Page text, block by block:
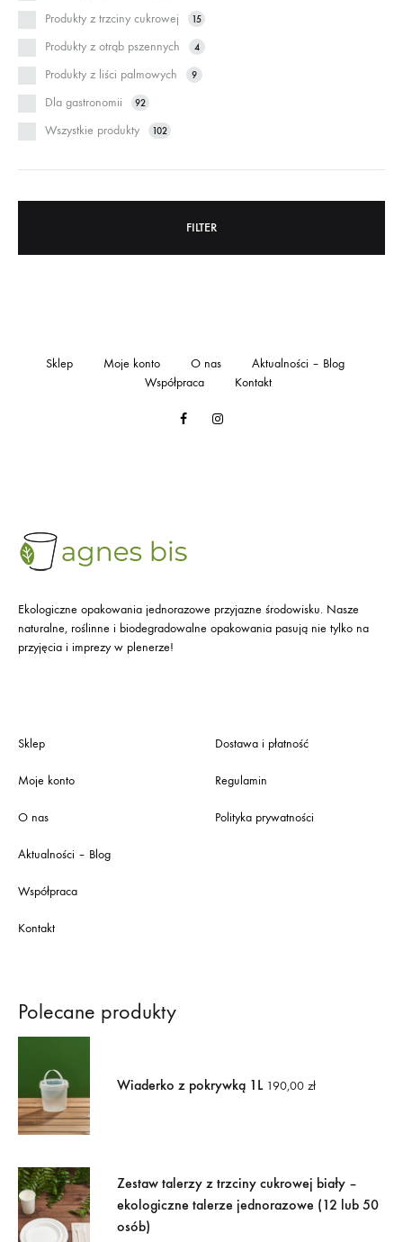
Produkty z trzciny cukrowej 15
Produkty z otrąb pszennych 4
Produkty z liści palmowych 9
Dla gastronomii 92
Wszystkie produkty 102
FILTER
FacebookInstagram
Sklep Moje konto O nas
Aktualności – Blog
Współpraca
Kontakt
Ekologiczne opakowania jednorazowe przyjazne środowisku. Nasze
naturalne, roślinne i biodegradowalne opakowania pasują nie tylko na
przyjęcia i imprezy w plenerze!
Sklep
Moje konto
O nas
Aktualności – Blog
Współpraca
Kontakt
Dostawa i płatność
Regulamin
Polityka prywatności
Polecane produkty
Wiaderko z pokrywką 1L 190,00 zł
Zestaw talerzy z trzciny cukrowej biały –
ekologiczne talerze jednorazowe (12 lub 50
osób)